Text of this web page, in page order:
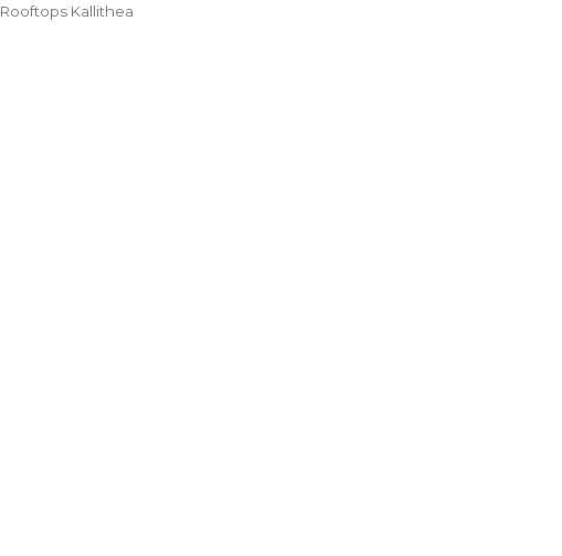
Rooftops Kallithea